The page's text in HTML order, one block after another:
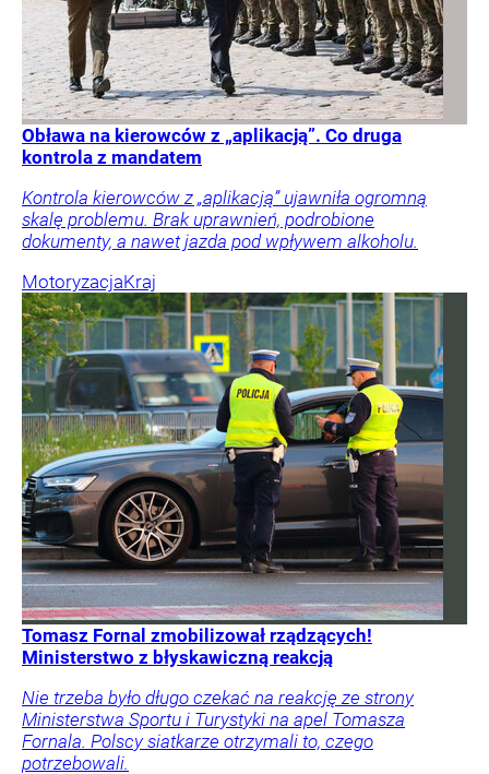
Obława na kierowców z „aplikacją”. Co druga
kontrola z mandatem
Kontrola kierowców z „aplikacją” ujawniła ogromną
skalę problemu. Brak uprawnień, podrobione
dokumenty, a nawet jazda pod wpływem alkoholu.
MotoryzacjaKraj
Tomasz Fornal zmobilizował rządzących!
Ministerstwo z błyskawiczną reakcją
Nie trzeba było długo czekać na reakcję ze strony
Ministerstwa Sportu i Turystyki na apel Tomasza
Fornala. Polscy siatkarze otrzymali to, czego
potrzebowali.